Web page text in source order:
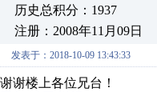
历史总积分：1937
注册：2008年11月09日
发表于：2018-10-09 13:43:33
谢谢楼上各位兄台！